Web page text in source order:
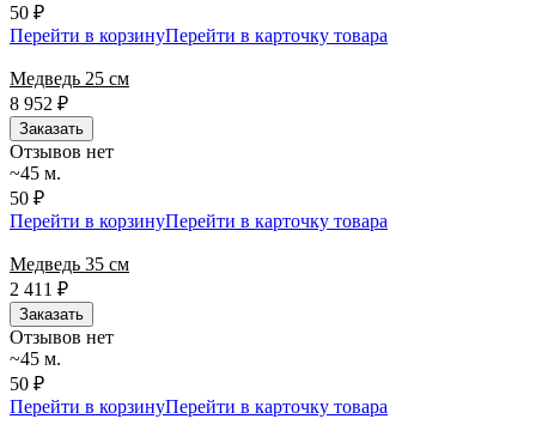
50 ₽
Перейти в корзинуПерейти в карточку товара
Медведь 25 см
8 952 ₽
Заказать
Отзывов нет
~45 м.
50 ₽
Перейти в корзинуПерейти в карточку товара
Медведь 35 см
2 411
₽
Заказать
Отзывов нет
~45 м.
50 ₽
Перейти в корзинуПерейти в карточку товара